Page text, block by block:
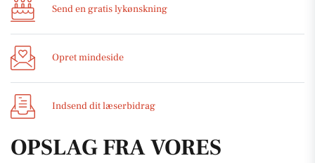
Send en gratis lykønskning
Opret mindeside
Indsend dit læserbidrag
OPSLAG FRA VORES